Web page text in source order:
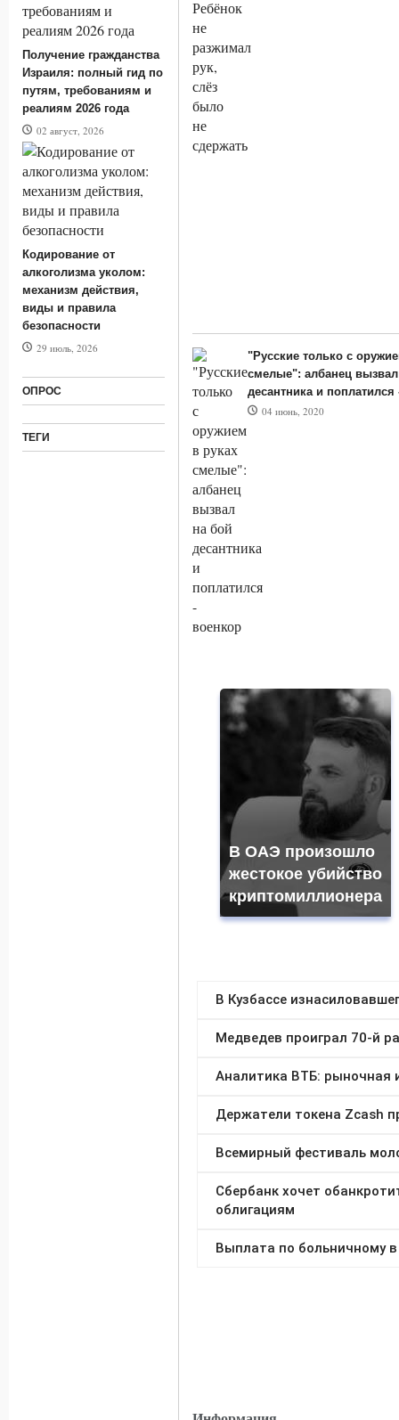
"Русские только с
смелые": албанец
десантника и поплатился
04 июнь, 2020
В ОАЭ произошло
жестокое убийство
криптомиллионера
Получение гражданства
Израиля: полный гид по
путям, требованиям и
реалиям 2026 года
02 август, 2026
Кодирование от
алкоголизма уколом:
механизм действия,
виды и правила
безопасности
29 июль, 2026
ОПРОС
ТЕГИ